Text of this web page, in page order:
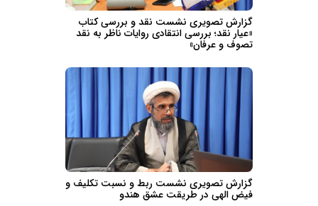
گزارش تصویری نشست نقد و بررسی کتاب
«عیار نقد؛ بررسی انتقادی روایات ناظر به نقد
تصوف و عرفان»
گزارش تصویری نشست ربط و نسبت تکلیف و
فیض الهی در طریقت عشق هندو